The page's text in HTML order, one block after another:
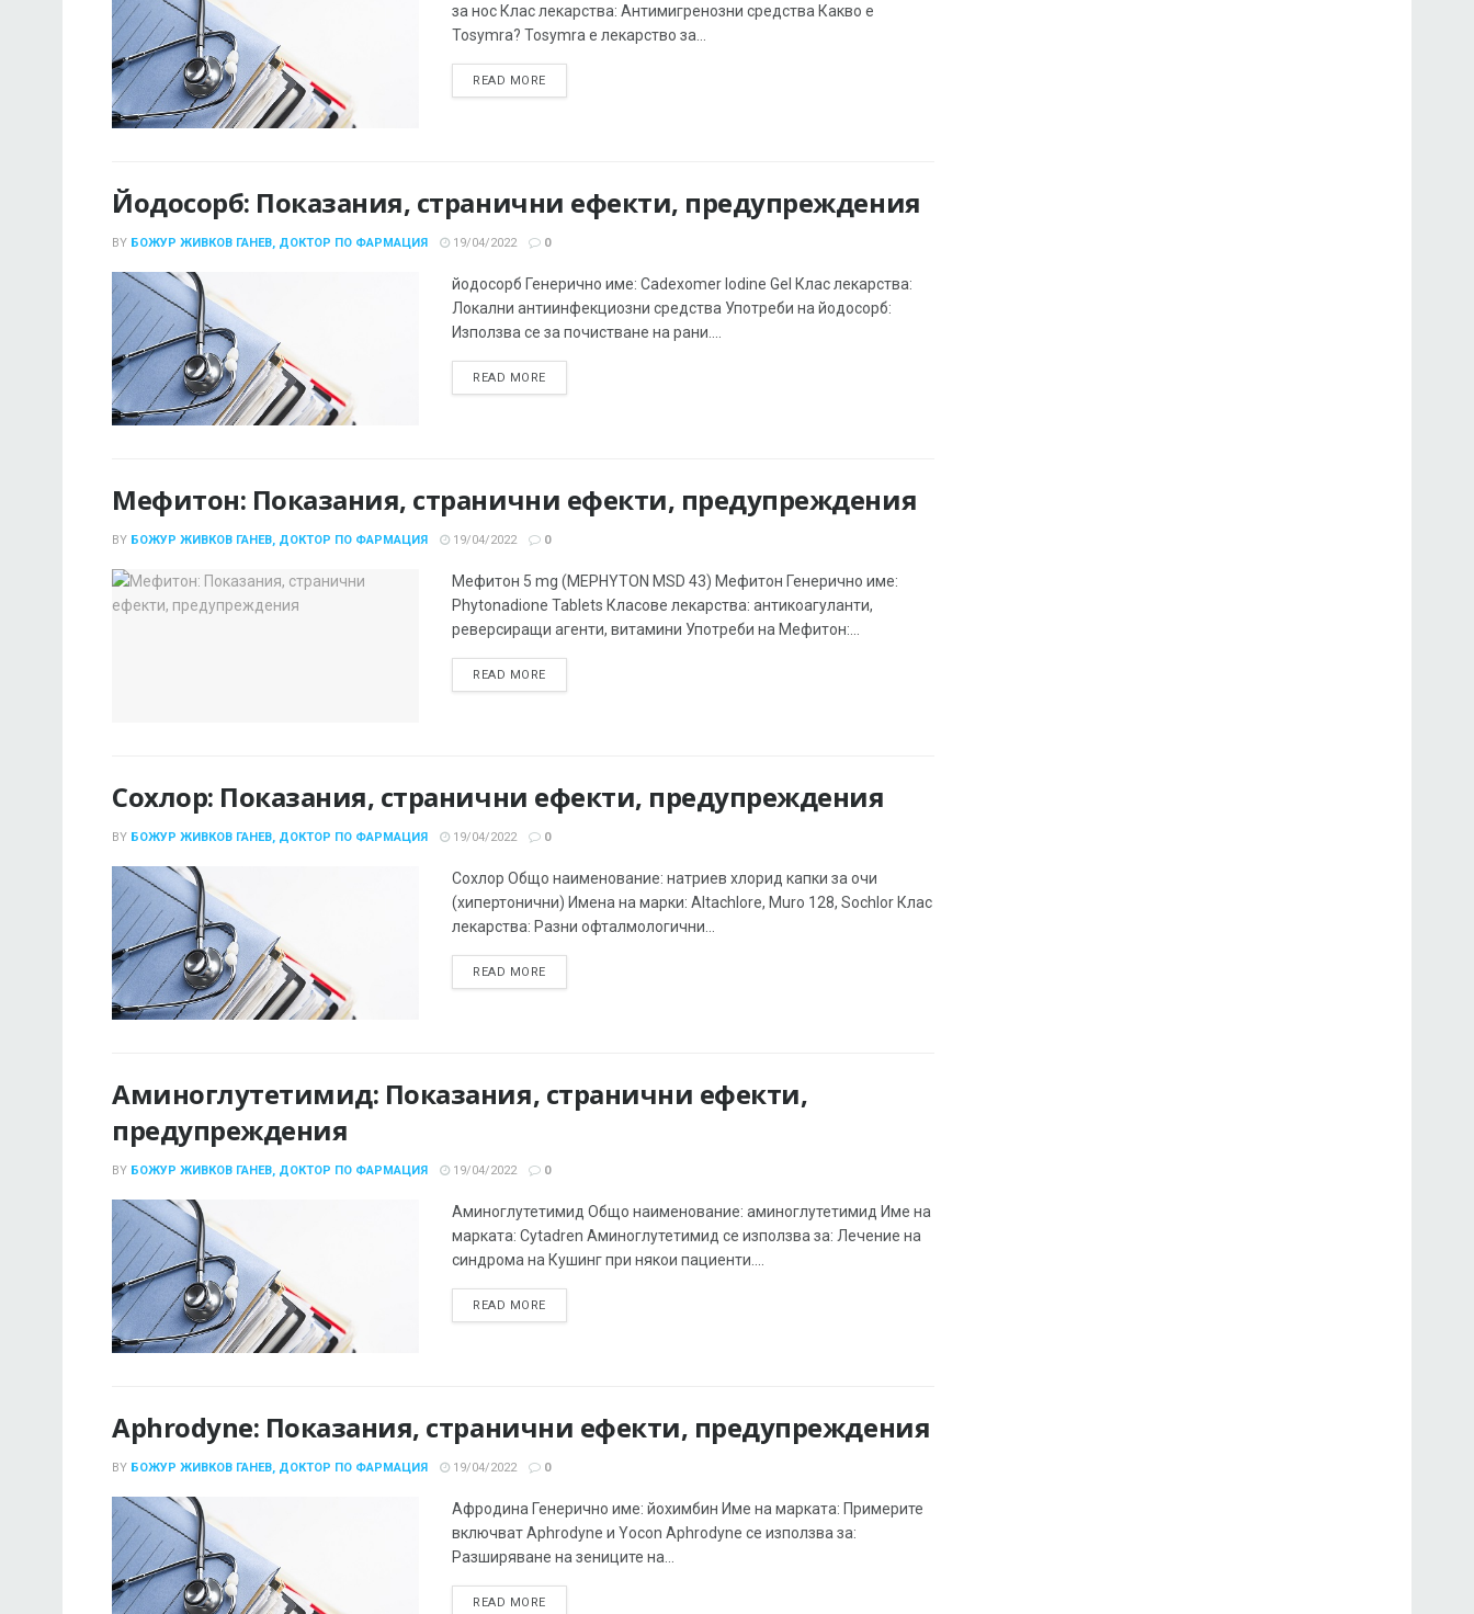
за нос Клас лекарства: Антимигренозни средства Какво е
Tosymra? Tosymra е лекарство за...
READ MORE
Йодосорб: Показания, странични ефекти, предупреждения
BY БОЖУР ЖИВКОВ ГАНЕВ, ДОКТОР ПО ФАРМАЦИЯ 19/04/2022 0
йодосорб Генерично име: Cadexomer Iodine Gel Клас лекарства:
Локални антиинфекциозни средства Употреби на йодосорб:
Използва се за почистване на рани....
READ MORE
Мефитон: Показания, странични ефекти, предупреждения
BY БОЖУР ЖИВКОВ ГАНЕВ, ДОКТОР ПО ФАРМАЦИЯ 19/04/2022 0
Мефитон 5 mg (MEPHYTON MSD 43) Мефитон Генерично име:
Phytonadione Tablets Класове лекарства: антикоагуланти,
реверсиращи агенти, витамини Употреби на Мефитон:...
READ MORE
Сохлор: Показания, странични ефекти, предупреждения
BY БОЖУР ЖИВКОВ ГАНЕВ, ДОКТОР ПО ФАРМАЦИЯ 19/04/2022 0
Сохлор Общо наименование: натриев хлорид капки за очи
(хипертонични) Имена на марки: Altachlore, Muro 128, Sochlor Клас
лекарства: Разни офталмологични...
READ MORE
Аминоглутетимид: Показания, странични ефекти,
предупреждения
BY БОЖУР ЖИВКОВ ГАНЕВ, ДОКТОР ПО ФАРМАЦИЯ 19/04/2022 0
Аминоглутетимид Общо наименование: аминоглутетимид Име на
марката: Cytadren Аминоглутетимид се използва за: Лечение на
синдрома на Кушинг при някои пациенти....
READ MORE
Aphrodyne: Показания, странични ефекти, предупреждения
BY БОЖУР ЖИВКОВ ГАНЕВ, ДОКТОР ПО ФАРМАЦИЯ 19/04/2022 0
Афродина Генерично име: йохимбин Име на марката: Примерите
включват Aphrodyne и Yocon Aphrodyne се използва за:
Разширяване на зениците на...
READ MORE